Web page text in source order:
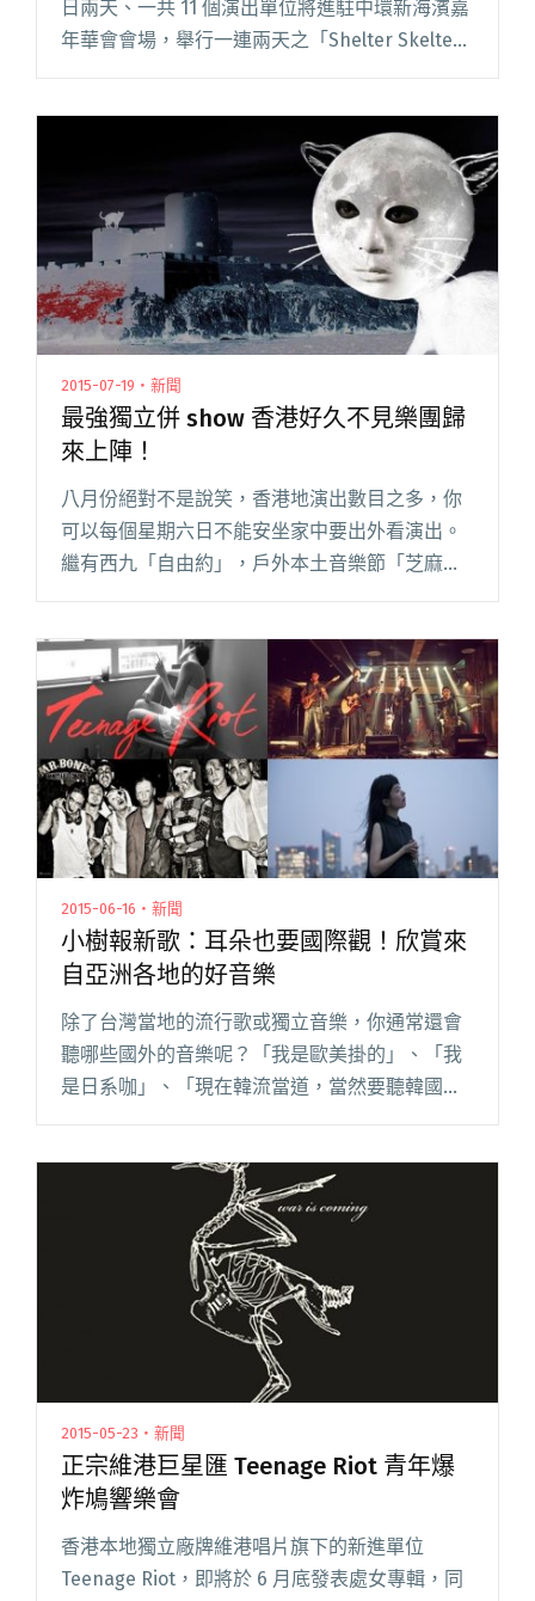
日兩天、一共 11 個演出單位將進駐中環新海濱嘉
年華會會場，舉行一連兩天之「Shelter Skelter
2015-07-19・新聞
最強獨立併 show 香港好久不見樂團歸
來上陣！
八月份絕對不是說笑，香港地演出數目之多，你
可以每個星期六日不能安坐家中要出外看演出。
繼有西九「自由約」，戶外本土音樂節「芝麻開
壇」外，在傳統文青聚腳地Fringe Club藝穗會也
量名單搭上新貴名字閱讀全文 "最強獨立併 show
香港好久不見樂團歸來上陣！"
2015-06-16・新聞
小樹報新歌：耳朵也要國際觀！欣賞來
自亞洲各地的好音樂
除了台灣當地的流行歌或獨立音樂，你通常還會
聽哪些國外的音樂呢？「我是歐美掛的」、「我
是日系咖」、「現在韓流當道，當然要聽韓國歌
啊！」以上三種回答大約佔了民調 90%，不意
指日本、韓國、美國、歐洲（還閱讀全文 "小樹
報新歌：耳朵也要國際觀！欣賞來自亞洲各地的
2015-05-23・新聞
正宗維港巨星匯 Teenage Riot 青年爆
炸鳩響樂會
香港本地獨立廠牌維港唱片旗下的新進單位
Teenage Riot，即將於 6 月底發表處女專輯，同